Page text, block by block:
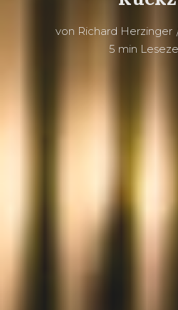
von Richard Herzinger
5 min